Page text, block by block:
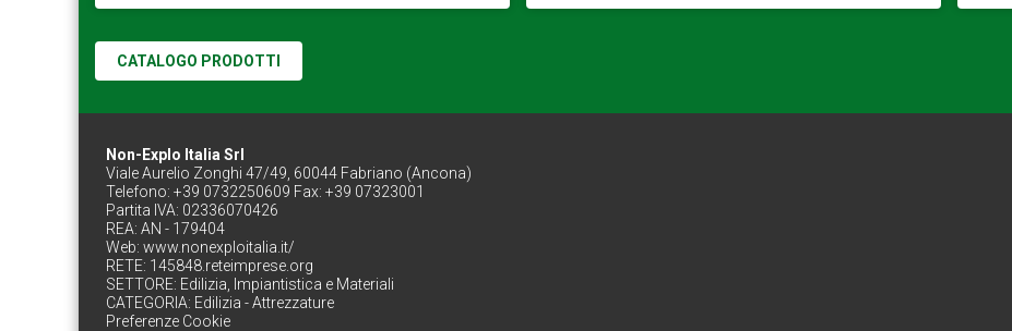
CATALOGO PRODOTTI
Non-Explo Italia Srl
Viale Aurelio Zonghi 47/49, 60044 Fabriano (Ancona)
Telefono: +39 0732250609 Fax: +39 07323001
Partita IVA: 02336070426
REA: AN - 179404
Web: www.nonexploitalia.it/
RETE: 145848.reteimprese.org
SETTORE: Edilizia, Impiantistica e Materiali
CATEGORIA: Edilizia - Attrezzature
Preferenze Cookie